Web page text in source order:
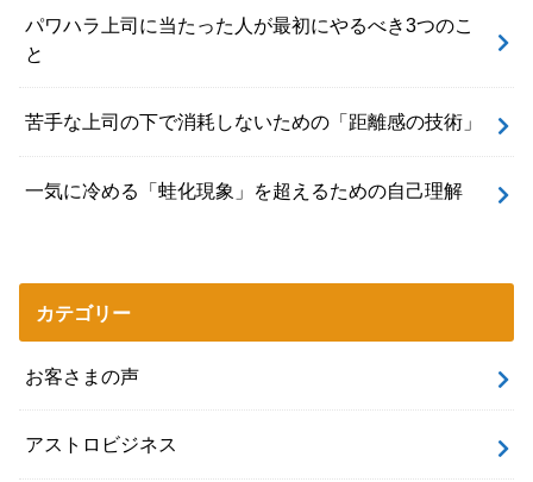
パワハラ上司に当たった人が最初にやるべき3つのこ
と
苦手な上司の下で消耗しないための「距離感の技術」
一気に冷める「蛙化現象」を超えるための自己理解
カテゴリー
お客さまの声
アストロビジネス